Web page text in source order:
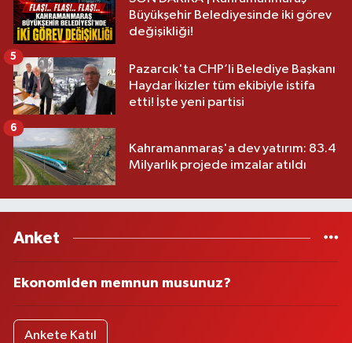
Büyükşehir Belediyesinde iki görev
değişikliği!
Pazarcık'ta CHP’li Belediye Başkanı
Haydar İkizler tüm ekibiyle istifa
etti! İşte yeni partisi
5
Kahramanmaraş'a dev yatırım: 83.4
Milyarlık projede imzalar atıldı
6
Anket
Ekonomiden memnun musunuz?
Ankete Katıl